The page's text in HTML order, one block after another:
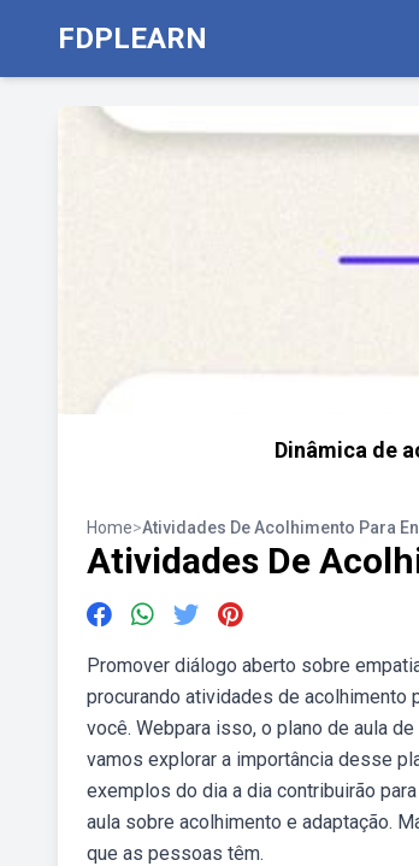
FDPLEARN
Dinâmica de
Home>Atividades De Acolhimento Para
Atividades De
Promover diálogo aberto sobre
procurando atividades de acolhimento
você. Webpara isso, o plano de aula
vamos explorar a importância desse
exemplos do dia a dia contribuirão
aula sobre acolhimento e adaptação.
que as pessoas têm.